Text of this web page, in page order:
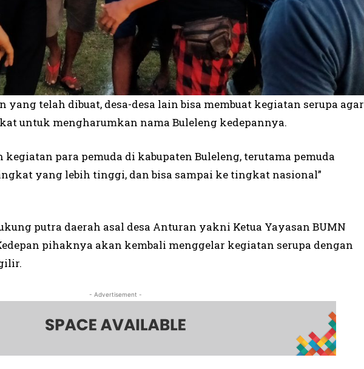
yang telah dibuat, desa-desa lain bisa membuat kegiatan serupa agar
untuk mengharumkan nama Buleleng kedepannya.
kegiatan para pemuda di kabupaten Buleleng, terutama pemuda
yang lebih tinggi, dan bisa sampai ke tingkat nasional”
putra daerah asal desa Anturan yakni Ketua Yayasan BUMN
pihaknya akan kembali menggelar kegiatan serupa dengan
- Advertisement -